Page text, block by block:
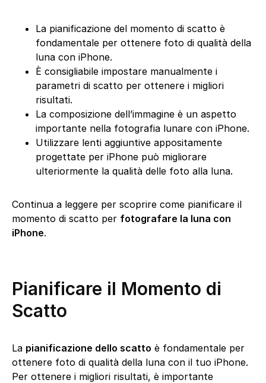
La pianificazione del momento di scatto è
fondamentale per ottenere foto di qualità della
luna con iPhone.
È consigliabile impostare manualmente i
parametri di scatto per ottenere i migliori
risultati.
La composizione dell’immagine è un aspetto
importante nella fotografia lunare con iPhone.
Utilizzare lenti aggiuntive appositamente
progettate per iPhone può migliorare
ulteriormente la qualità delle foto alla luna.
Continua a leggere per scoprire come pianificare il
momento di scatto per fotografare la luna con
iPhone.
Pianificare il Momento di
Scatto
La pianificazione dello scatto è fondamentale per
ottenere foto di qualità della luna con il tuo iPhone.
Per ottenere i migliori risultati, è importante